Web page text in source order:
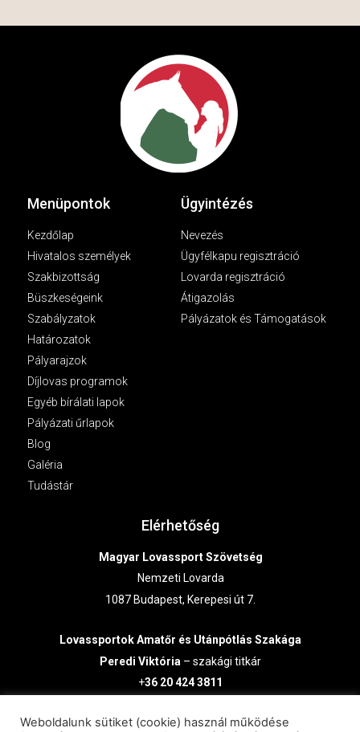
Menüpontok
Kezdőlap
Hivatalos személyek
Szakbizottság
Büszkeségeink
Szabályzatok
Határozatok
Pályarajzok
Díjlovas programok
Egyéb bírálati lapok
Pályázati űrlapok
Blog
Galéria
Tudástár
Ügyintézés
Nevezés
Ügyfélkapu regisztráció
Lovarda regisztráció
Átigazolás
Pályázatok és Támogatások
Elérhetőség
Magyar Lovassport Szövetség
Nemzeti Lovarda
1087 Budapest, Kerepesi út 7.
LovassportokAmatőr és Utánpótlás Szakága
Peredi Viktória – szakági titkár
+36 20 424 3811
Weboldalunk sütiket (cookie) használ működése